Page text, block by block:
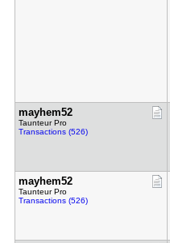
mayhem52
Taunteur Pro
Transactions (526)
mayhem52
Taunteur Pro
Transactions (526)